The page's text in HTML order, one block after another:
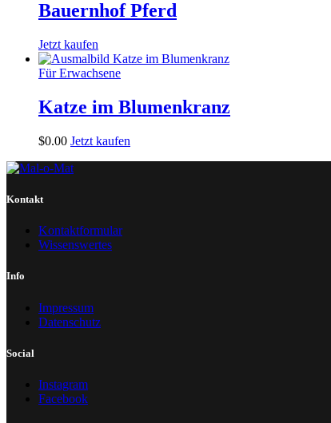
Bauernhof Pferd
Jetzt kaufen
Für Erwachsene
Katze im Blumenkranz
$0.00 Jetzt kaufen
Kontakt
Kontaktformular
Wissenswertes
Info
Impressum
Datenschutz
Social
Instagram
Facebook